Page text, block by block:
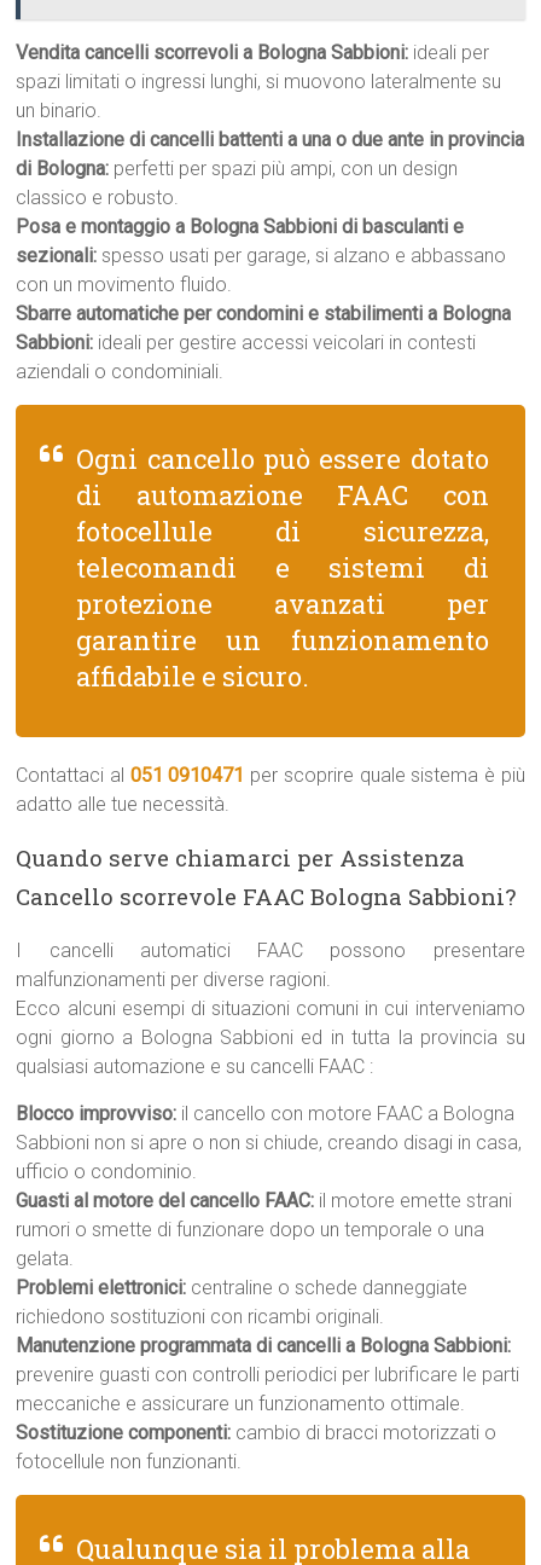
Vendita cancelli scorrevoli a Bologna Sabbioni: ideali per
spazi limitati o ingressi lunghi, si muovono lateralmente su
un binario.
Installazione di cancelli battenti a una o due ante in provincia
di Bologna: perfetti per spazi più ampi, con un design
classico e robusto.
Posa e montaggio a Bologna Sabbioni di basculanti e
sezionali: spesso usati per garage, si alzano e abbassano
con un movimento fluido.
Sbarre automatiche per condomini e stabilimenti a Bologna
Sabbioni: ideali per gestire accessi veicolari in contesti
aziendali o condominiali.
Ogni cancello può essere dotato
di automazione FAAC con
fotocellule di sicurezza,
telecomandi e sistemi di
protezione avanzati per
garantire un funzionamento
affidabile e sicuro.
Contattaci al 051 0910471 per scoprire quale sistema è più
adatto alle tue necessità.
Quando serve chiamarci per Assistenza
Cancello scorrevole FAAC Bologna Sabbioni?
I cancelli automatici FAAC possono presentare
malfunzionamenti per diverse ragioni.
Ecco alcuni esempi di situazioni comuni in cui interveniamo
ogni giorno a Bologna Sabbioni ed in tutta la provincia su
qualsiasi automazione e su cancelli FAAC :
Blocco improvviso: il cancello con motore FAAC a Bologna
Sabbioni non si apre o non si chiude, creando disagi in casa,
ufficio o condominio.
Guasti al motore del cancello FAAC: il motore emette strani
rumori o smette di funzionare dopo un temporale o una
gelata.
Problemi elettronici: centraline o schede danneggiate
richiedono sostituzioni con ricambi originali.
Manutenzione programmata di cancelli a Bologna Sabbioni:
prevenire guasti con controlli periodici per lubrificare le parti
meccaniche e assicurare un funzionamento ottimale.
Sostituzione componenti: cambio di bracci motorizzati o
fotocellule non funzionanti.
Qualunque sia il problema alla